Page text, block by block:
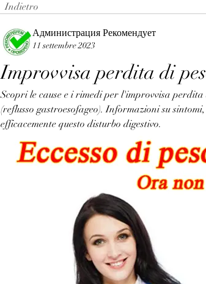
Indietro
Администрация Рекомендует
11 settembre 2023
Improvvisa perdita di
Scopri le cause e i rimedi per l'improvvisa
(reflusso gastroesofageo). Informazioni su
efficacemente questo disturbo digestivo.